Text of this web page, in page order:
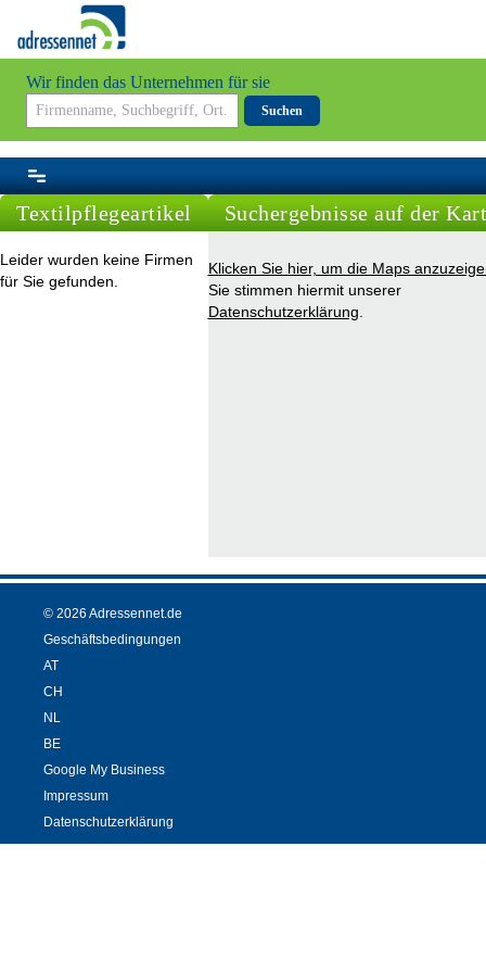
Wir finden das Unternehmen für sie
Suchen
Textilpflegeartikel
Leider wurden keine Firmen
für Sie gefunden.
Suchergebnisse auf der
Klicken Sie hier, um die Maps
Sie stimmen hiermit unserer
Datenschutzerklärung
© 2026 Adressennet.de
Geschäftsbedingungen
AT
CH
NL
BE
Google My Business
Impressum
Datenschutzerklärung